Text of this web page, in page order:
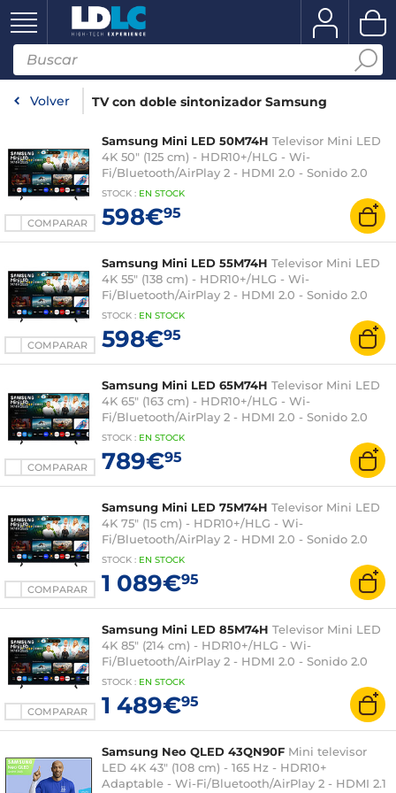
Volver TV con doble sintonizador Samsung
COMPARAR
Samsung Mini LED 50M74H Televisor Mini LED
4K 50" (125 cm) - HDR10+/HLG - Wi-
Fi/Bluetooth/AirPlay 2 - HDMI 2.0 - Sonido 2.0
20W
STOCK : EN STOCK
598€95
COMPARAR
Samsung Mini LED 55M74H Televisor Mini LED
4K 55" (138 cm) - HDR10+/HLG - Wi-
Fi/Bluetooth/AirPlay 2 - HDMI 2.0 - Sonido 2.0
20W
STOCK : EN STOCK
598€95
COMPARAR
Samsung Mini LED 65M74H Televisor Mini LED
4K 65" (163 cm) - HDR10+/HLG - Wi-
Fi/Bluetooth/AirPlay 2 - HDMI 2.0 - Sonido 2.0
20W
STOCK : EN STOCK
789€95
COMPARAR
Samsung Mini LED 75M74H Televisor Mini LED
4K 75" (15 cm) - HDR10+/HLG - Wi-
Fi/Bluetooth/AirPlay 2 - HDMI 2.0 - Sonido 2.0
20W
STOCK : EN STOCK
1 089€95
COMPARAR
Samsung Mini LED 85M74H Televisor Mini LED
4K 85" (214 cm) - HDR10+/HLG - Wi-
Fi/Bluetooth/AirPlay 2 - HDMI 2.0 - Sonido 2.0
20W
STOCK : EN STOCK
1 489€95
Samsung Neo QLED 43QN90F Mini televisor
LED 4K 43" (108 cm) - 165 Hz - HDR10+
Adaptable - Wi-Fi/Bluetooth/AirPlay 2 - HDMI 2.1